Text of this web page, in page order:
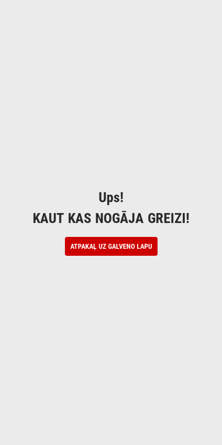
Ups!
KAUT KAS NOGĀJA GREIZI!
ATPAKAĻ UZ GALVENO LAPU